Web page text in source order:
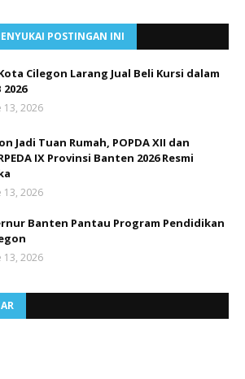
POSTINGAN INI
Cilegon Larang Jual Beli Kursi dalam
2026
13, 2026
Jadi Tuan Rumah, POPDA XII dan
IX Provinsi Banten 2026 Resmi
13, 2026
Banten Pantau Program Pendidikan
13, 2026